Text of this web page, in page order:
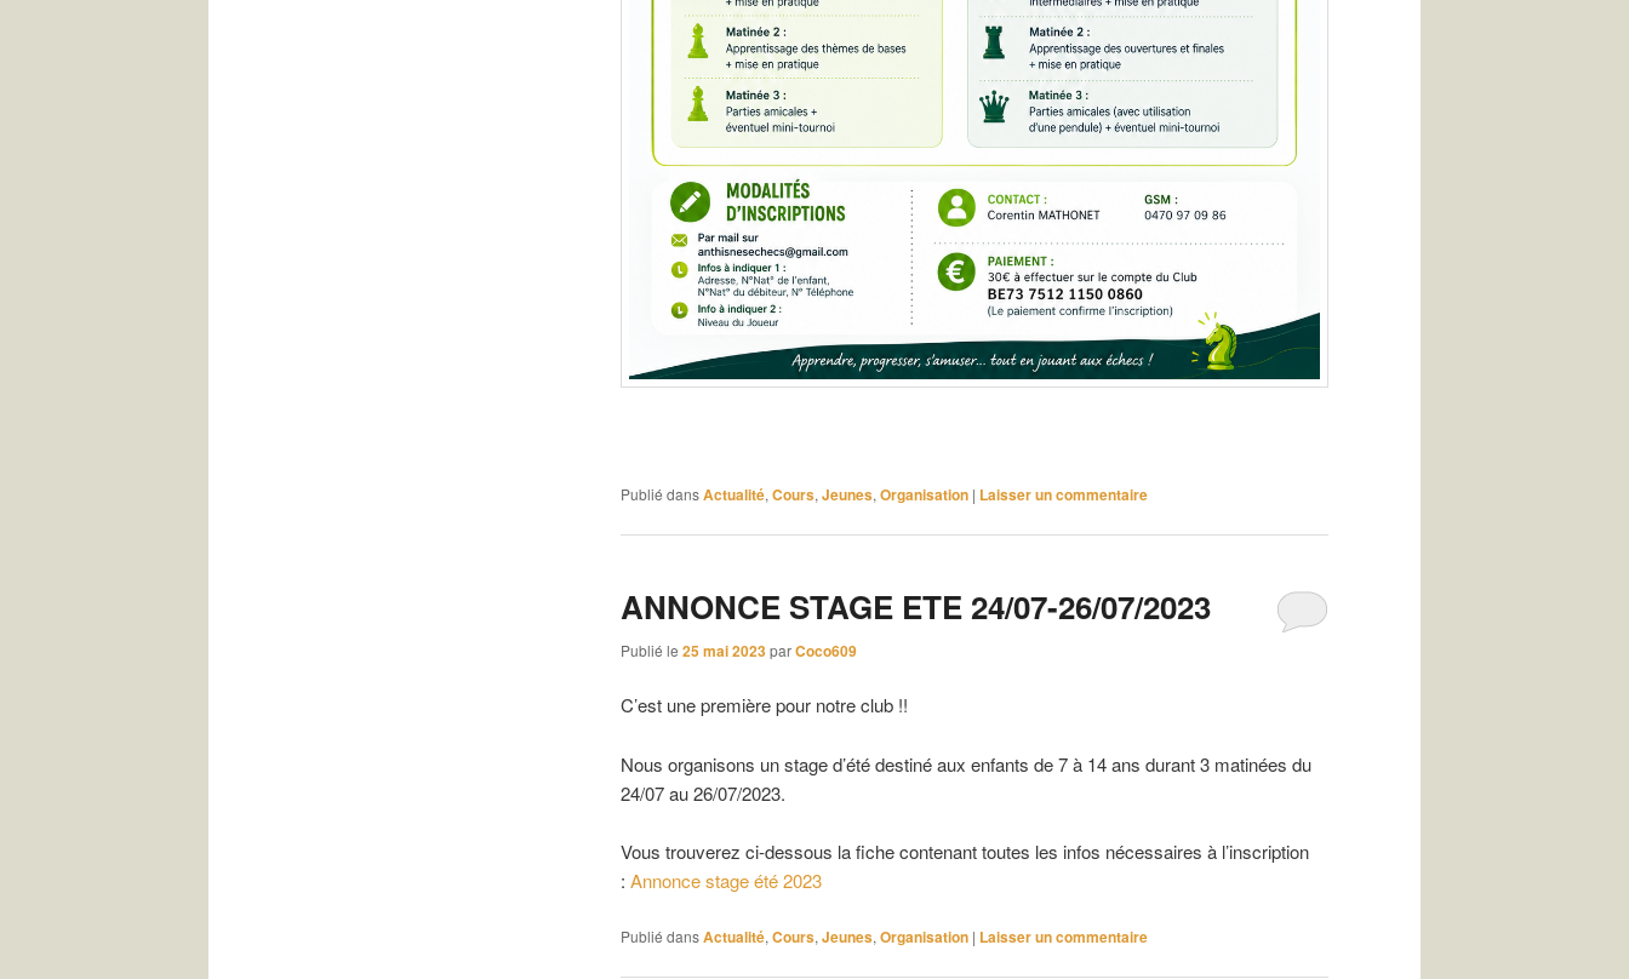
Publié dansActualité, Cours, Jeunes, Organisation | Laisser un commentaire
ANNONCE STAGE ETE 24/07-26/07/2023
Publié le 25 mai 2023parCoco609
C’est une première pour notre club !!
Nous organisons un stage d’été destiné aux enfants de 7 à 14 ans durant 3 matinées du
24/07 au 26/07/2023.
Vous trouverez ci-dessous la fiche contenant toutes les infos nécessaires à l’inscription
: Annonce stage été 2023
Publié dansActualité, Cours, Jeunes, Organisation | Laisser un commentaire